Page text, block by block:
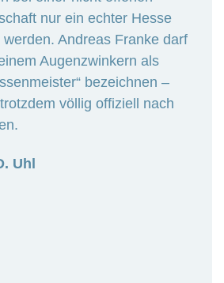
nur ein echter Hesse
Andreas Franke darf
Augenzwinkern als
bezeichnen –
völlig offiziell nach
Uhl